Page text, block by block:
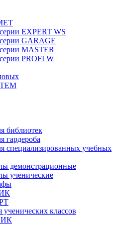
EXPERT WS
GARAGE
MASTER
PROFI W
библиотек
гардероба
специализированных учебных
демонстрационные
ученические
классов